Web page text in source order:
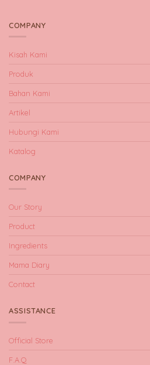
COMPANY
Kisah Kami
Produk
Bahan Kami
Artikel
Hubungi Kami
Katalog
COMPANY
Our Story
Product
Ingredients
Mama Diary
Contact
ASSISTANCE
Official Store
F.A.Q